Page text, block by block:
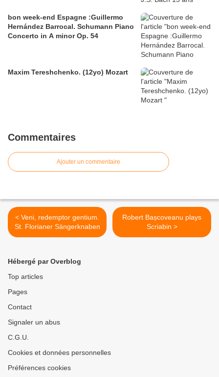
bon week-end Espagne :Guillermo
Hernández Barrocal. Schumann Piano
Concerto in A minor Op. 54
Maxim Tereshchenko. (12yo) Mozart
Commentaires
Ajouter un commentaire
< Veni, redemptor gentium.
St. Florianer Sängerknaben
Robert Bașcoveanu plays
Scriabin >
Hébergé par Overblog
Top articles
Pages
Contact
Signaler un abus
C.G.U.
Cookies et données personnelles
Préférences cookies